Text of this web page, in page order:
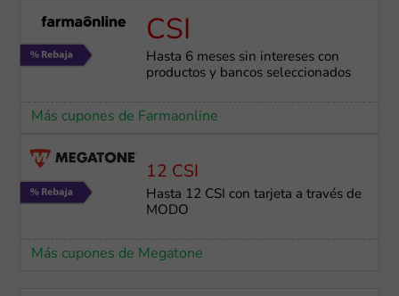
CSI
Hasta 6 meses sin intereses con
productos y bancos seleccionados
Más cupones de Farmaonline
12 CSI
Hasta 12 CSI con tarjeta a través de
MODO
Más cupones de Megatone